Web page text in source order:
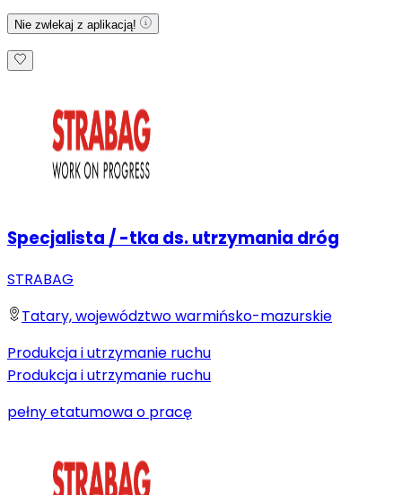
Nie zwlekaj z aplikacją!
Specjalista / -tka ds. utrzymania dróg
STRABAG
Tatary, województwo warmińsko-mazurskie
Produkcja i utrzymanie ruchu
Produkcja i utrzymanie ruchu
pełny etatumowa o pracę